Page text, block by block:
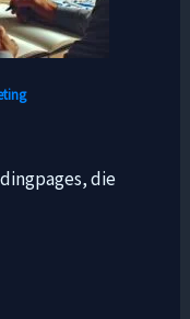
die